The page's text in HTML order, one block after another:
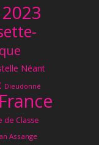
2023
Néant
Dieudonné
France
de Classe
Assange